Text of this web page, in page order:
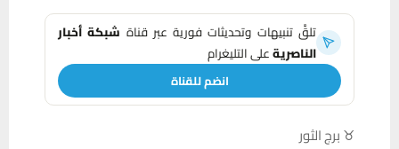
تلقَّ تنبيهات وتحديثات فورية عبر قناة شبكة أخبار
الناصريةعلى التليغرام
انضم للقناة
♉ برج الثور